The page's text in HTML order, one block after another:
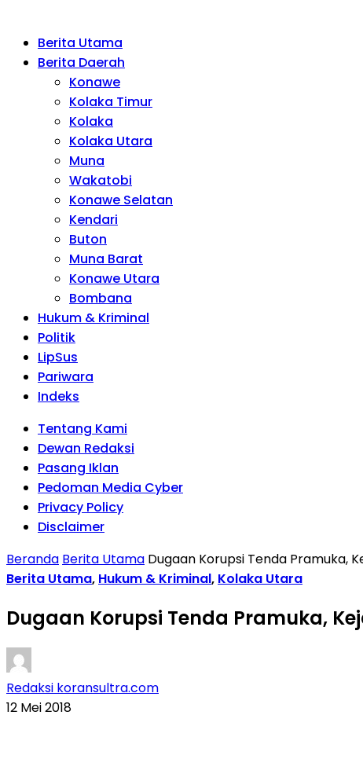
Berita Utama
Berita Daerah
Konawe
Kolaka Timur
Kolaka
Kolaka Utara
Muna
Wakatobi
Konawe Selatan
Kendari
Buton
Muna Barat
Konawe Utara
Bombana
Hukum & Kriminal
Politik
LipSus
Pariwara
Indeks
Tentang Kami
Dewan Redaksi
Pasang Iklan
Pedoman Media Cyber
Privacy Policy
Disclaimer
Beranda Berita Utama Dugaan Korupsi Tenda Pramuka,
Berita Utama, Hukum & Kriminal, Kolaka Utara
Dugaan Korupsi Tenda Pramuka,
Redaksi koransultra.com
12 Mei 2018